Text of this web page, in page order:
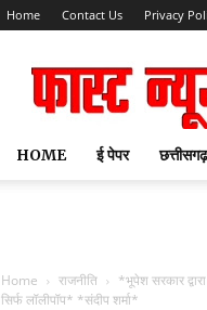
Home Contact Us Privacy
HOME ई पेपर छत्तीसगढ़
Home राजनीति
*भूपेश सरकार
सिर्फ लॉलीपॉप* *संदीप शर्मा*